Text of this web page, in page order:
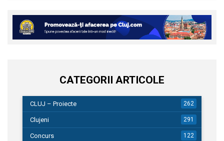
CATEGORII ARTICOLE
CLUJ – Proiecte 262
Clujeni 291
Concurs 122